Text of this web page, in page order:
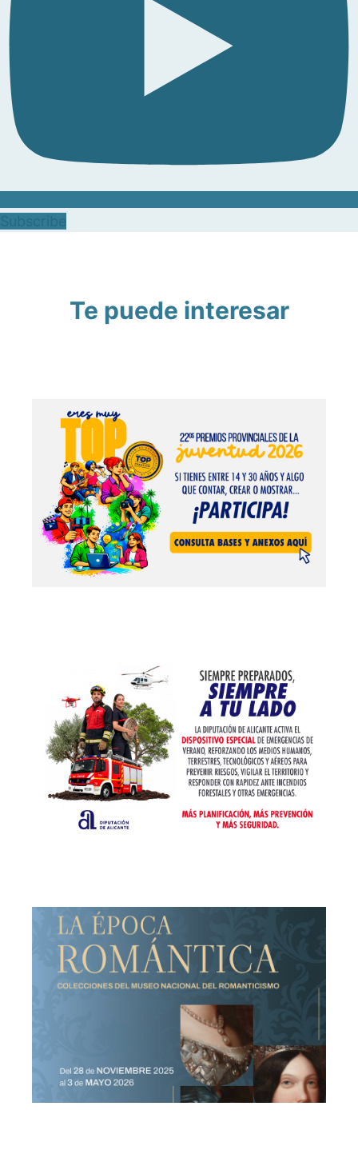
Te puede interesar